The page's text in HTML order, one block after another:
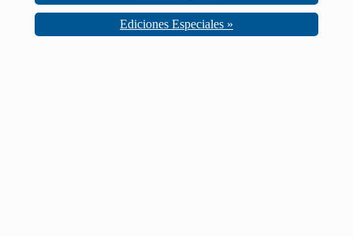
Ediciones Especiales »